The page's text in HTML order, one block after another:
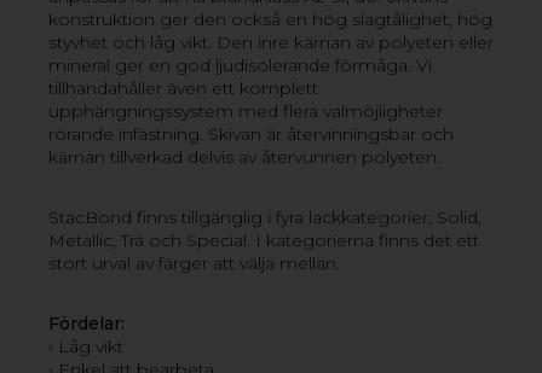
konstruktion ger den också en hög slagtålighet, hög
styvhet och låg vikt. Den inre kärnan av polyeten eller
mineral ger en god ljudisolerande förmåga. Vi
tillhandahåller även ett komplett
upphängningssystem med flera valmöjligheter
rörande infästning. Skivan är återvinningsbar och
kärnan tillverkad delvis av återvunnen polyeten.
StacBond finns tillgänglig i fyra lackkategorier, Solid,
Metallic, Trä och Special. I kategorierna finns det ett
stort urval av färger att välja mellan.
Fördelar:
› Låg vikt